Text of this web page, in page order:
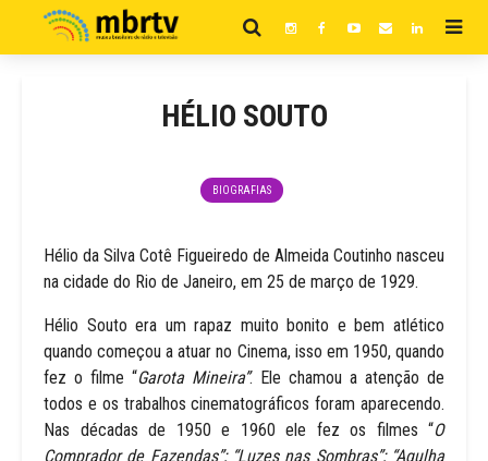
HÉLIO SOUTO
BIOGRAFIAS
Hélio da Silva Cotê Figueiredo de Almeida Coutinho nasceu
na cidade do Rio de Janeiro, em 25 de março de 1929.
Hélio Souto era um rapaz muito bonito e bem atlético
quando começou a atuar no Cinema, isso em 1950, quando
fez o filme “Garota Mineira”. Ele chamou a atenção de
todos e os trabalhos cinematográficos foram aparecendo.
Nas décadas de 1950 e 1960 ele fez os filmes “O
Comprador de Fazendas”; “Luzes nas Sombras”; “Agulha